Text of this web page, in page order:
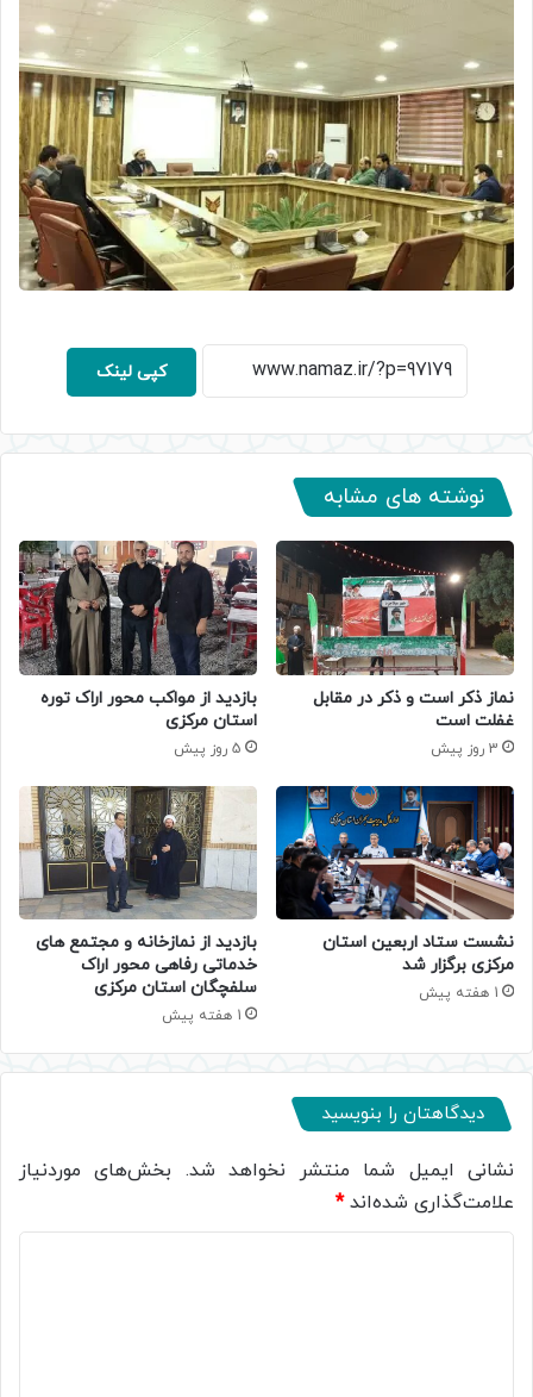
کپی لینک
نوشته های مشابه
نماز ذکر است و ذکر در مقابل
غفلت است
3 روز پیش
بازدید از مواکب محور اراک توره
استان مرکزی
5 روز پیش
نشست ستاد اربعین استان
مرکزی برگزار شد
1 هفته پیش
بازدید از نمازخانه و مجتمع های
خدماتی رفاهی محور اراک
سلفچگان استان مرکزی
1 هفته پیش
دیدگاهتان را بنویسید
نشانی ایمیل شما منتشر نخواهد شد. بخش‌های موردنیاز
علامت‌گذاری شده‌اند*